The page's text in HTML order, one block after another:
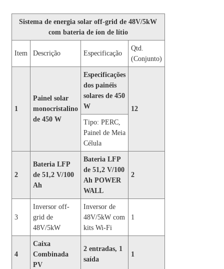
Sistema de energia solar off-grid de 48V/5kW
com bateria de íon de lítio
Item Descrição Especificação
Qtd.
(Conjunto)
1
Painel solar
monocristalino
de 450 W
Especificações
dos painéis
solares de 450
W
12
Tipo: PERC,
Painel de Meia
Célula
2
Bateria LFP
de 51,2 V/100
Ah
Bateria LFP
de 51,2 V/100
Ah POWER
WALL
2
3
Inversor off-
grid de
48V/5kW
Inversor de
48V/5kW com
kits Wi-Fi
1
4
Caixa
Combinada
PV
2 entradas, 1
saída
1